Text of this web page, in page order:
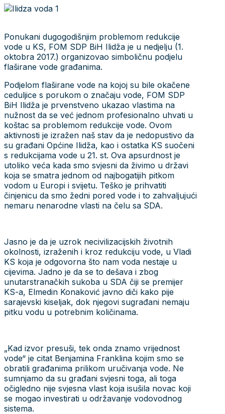
Ponukani dugogodišnjim problemom redukcije
vode u KS, FOM SDP BiH Ilidža je u nedjelju (1.
oktobra 2017.) organizovao simboličnu podjelu
flaširane vode građanima.
Podjelom flaširane vode na kojoj su bile okačene
ceduljice s porukom o značaju vode, FOM SDP
BiH Ilidža je prvenstveno ukazao vlastima na
nužnost da se već jednom profesionalno uhvati u
koštac sa problemom redukcije vode. Ovom
aktivnosti je izražen naš stav da je nedopustivo da
su građani Općine Ilidža, kao i ostatka KS suočeni
s redukcijama vode u 21. st. Ova apsurdnost je
utoliko veća kada smo svjesni da živimo u državi
koja se smatra jednom od najbogatijih pitkom
vodom u Europi i svijetu. Teško je prihvatiti
činjenicu da smo žedni pored vode i to zahvaljujući
nemaru nenarodne vlasti na čelu sa SDA.
Jasno je da je uzrok necivilizacijskih životnih
okolnosti, izraženih i kroz redukciju vode, u Vladi
KS koja je odgovorna što nam voda nestaje u
cijevima. Jadno je da se to dešava i zbog
unutarstranačkih sukoba u SDA čiji se premijer
KS-a, Elmedin Konaković javno diči kako pije
sarajevski kiseljak, dok njegovi sugrađani nemaju
pitku vodu u potrebnim količinama.
„Kad izvor presuši, tek onda znamo vrijednost
vode“ je citat Benjamina Franklina kojim smo se
obratili građanima prilikom uručivanja vode. Ne
sumnjamo da su građani svjesni toga, ali toga
očigledno nije svjesna vlast koja isušila novac koji
se mogao investirati u održavanje vodovodnog
sistema.